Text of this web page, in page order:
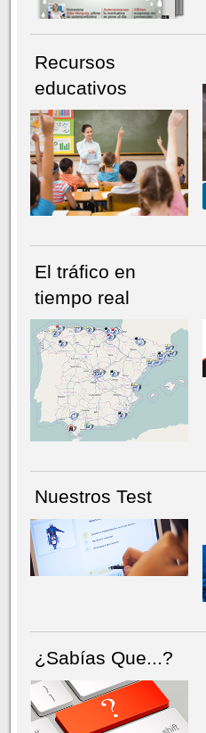
NÚMERO ACTUALHEMEROTECA
Recursos
educativos
El tráfico en
tiempo real
Nuestros Test
¿Sabías Que...?